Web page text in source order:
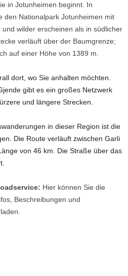
in Jotunheimen beginnt. In
den Nationalpark Jotunheimen mit
wilder erscheinen als in südlicher
verläuft über der Baumgrenze;
auf einer Höhe von 1389 m.
dort, wo Sie anhalten möchten.
gibt es ein großes Netzwerk
und längere Strecken.
in dieser Region ist die
Die Route verläuft zwischen Garli
von 46 km. Die Straße über das
Hier können Sie die
Beschreibungen und